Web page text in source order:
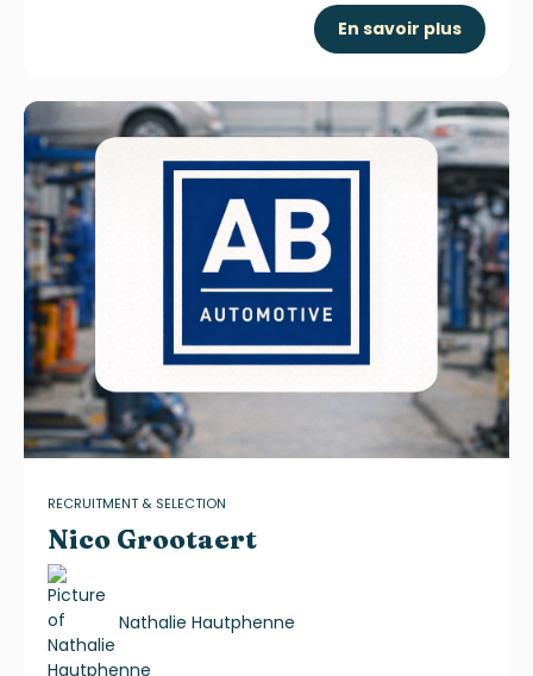
En savoir plus
RECRUITMENT & SELECTION
Nico Grootaert
Nathalie Hautphenne